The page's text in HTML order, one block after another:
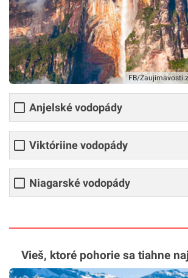
FB/Zaujímavosti
Anjelské vodopády
Viktóriine vodopády
Niagarské vodopády
Vieš, ktoré pohorie sa tiahne